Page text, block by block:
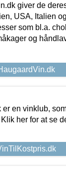
giver de
USA, Italien
som bl.a.
og
en vinklub,
her for at se